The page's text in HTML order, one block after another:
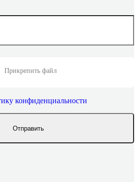
Прикрепить файл
конфиденциальности